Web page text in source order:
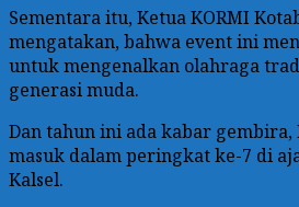
Sementara itu, Ketua KORMI
mengatakan, bahwa event ini
untuk mengenalkan olahraga
generasi muda.
Dan tahun ini ada kabar
masuk dalam peringkat ke-7 di
Kalsel.